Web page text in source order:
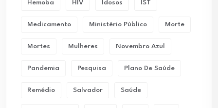
Hemoba HIV Idosos IST
Medicamento Ministério Público Morte
Mortes Mulheres Novembro Azul
Pandemia Pesquisa Plano De Saúde
Remédio Salvador Saúde